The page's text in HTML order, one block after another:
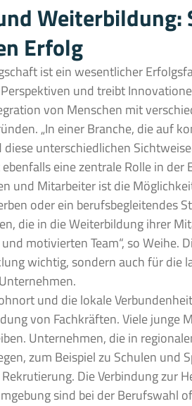
Weiterbildung:
Erfolg
ist ein wesentlicher
und treibt
von Menschen mit
„In einer Branche, die auf
unterschiedlichen
eine zentrale Rolle in
und Mitarbeiter ist die
oder ein berufsbegleitendes
die in die Weiterbildung ihrer
motivierten Team“, so Weihe.
wichtig, sondern auch für die
und die lokale
von Fachkräften. Viele junge
Unternehmen, die in
zum Beispiel zu Schulen und
Die Verbindung zur
sind bei der Berufswahl